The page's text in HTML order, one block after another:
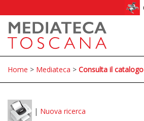
Home > Mediateca > Consulta il catalogo
| Nuova ricerca